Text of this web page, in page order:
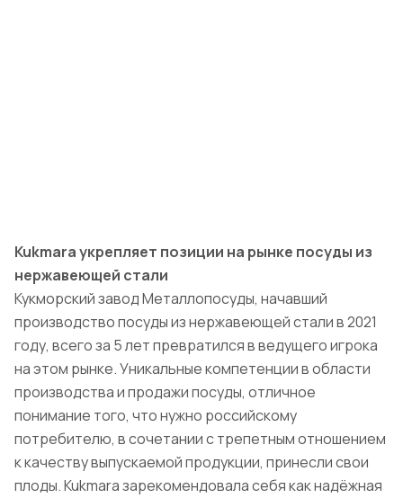
Kukmara укрепляет позиции на рынке посуды из
нержавеющей стали
Кукморский завод Металлопосуды, начавший
производство посуды из нержавеющей стали в 2021
году, всего за 5 лет превратился в ведущего игрока
на этом рынке. Уникальные компетенции в области
производства и продажи посуды, отличное
понимание того, что нужно российскому
потребителю, в сочетании с трепетным отношением
к качеству выпускаемой продукции, принесли свои
плоды. Kukmara зарекомендовала себя как надёжная